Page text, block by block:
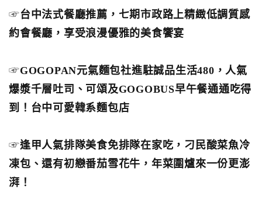
☞台中法式餐廳推薦，七期市政路上精緻低調質感
約會餐廳，享受浪漫優雅的美食饗宴
☞GOGOPAN元氣麵包社進駐誠品生活480，人氣
爆漿千層吐司、可頌及GOGOBUS早午餐通通吃得
到！台中可愛韓系麵包店
☞逢甲人氣排隊美食免排隊在家吃，刁民酸菜魚冷
凍包、還有初戀番茄雪花牛，年菜圍爐來一份更澎
湃！